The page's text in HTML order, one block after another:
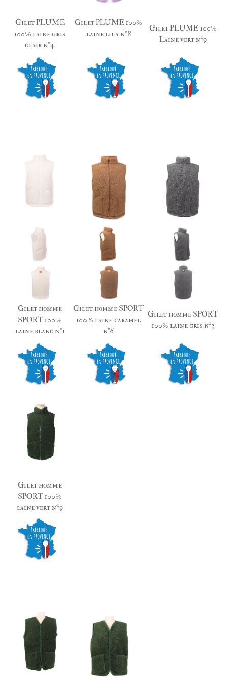
Gilet PLUME
100% laine gris
clair n°4
Gilet PLUME 100%
laine lila n°8
Gilet PLUME 100%
Laine vert n°9
Gilet homme
SPORT 100%
laine blanc n°1
Gilet homme SPORT
100% laine caramel
n°6
Gilet homme SPORT
100% laine gris n°3
Gilet homme
SPORT 100%
laine vert n°9